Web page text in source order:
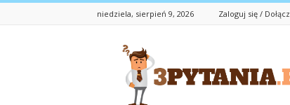
niedziela, sierpień 9, 2026 Zaloguj się / Dołącz
3pytania.pl